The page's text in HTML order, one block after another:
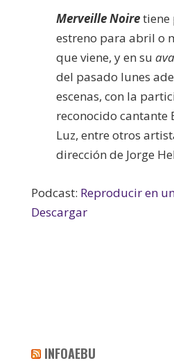
Merveille Noiretiene
estreno para abril o
que viene, y en su
del pasado lunes
escenas, con la
reconocido cantante
Luz, entre otros
dirección de Jorge
Podcast: Reproducir en
Descargar
INFOAEBU